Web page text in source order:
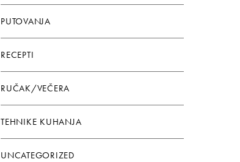
PUTOVANJA
RECEPTI
RUČAK/VEČERA
TEHNIKE KUHANJA
UNCATEGORIZED